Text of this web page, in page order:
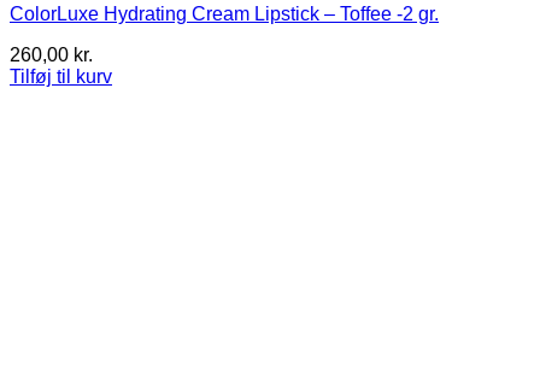
ColorLuxe Hydrating Cream Lipstick – Toffee -2 gr.
260,00 kr.
Tilføj til kurv